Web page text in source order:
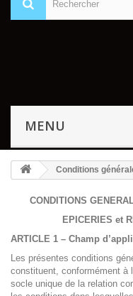
MENU
Conditions
CONDITIONS
EPICERIES et
ARTICLE 1 – Champ
Les présentes conditions
constituent, conformément à
socle unique de la relation